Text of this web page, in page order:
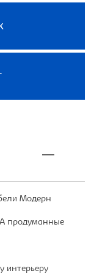
Модерн
продуманные
интерьеру